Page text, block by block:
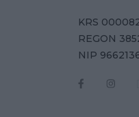
KRS
REGON
NIP